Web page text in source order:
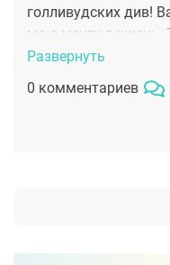
голливудских див!
мою мечту в жизнь.
утонуть) на самом
результатом и
проблема
Развернуть
0 комментариев